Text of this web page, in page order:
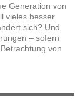
Generation von
vieles besser
sich? Und
– sofern
von